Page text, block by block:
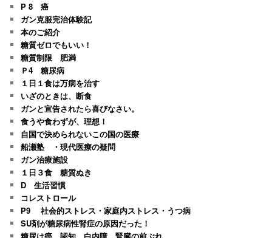
P 8 癌
ガン克服完治体験記
本のご紹介
糖質ゼロでもいい！
糖質制限 肥満
Ｐ4 糖尿病
１日１食は万病を治す
いざのときは、断食
ガンと宣告されたら喜びなさい。
食うや食わずが、理想！
自国で決められないこの国の医療
船瀬塾 ・現代医療の疑問
ガン治療施設
１日３食 糖質ぬき
D 生活習慣
コレストロール
P9 社会的ストレス・家庭内ストレス・うつ病
SU剤が糖尿病性腎症の原因だった！